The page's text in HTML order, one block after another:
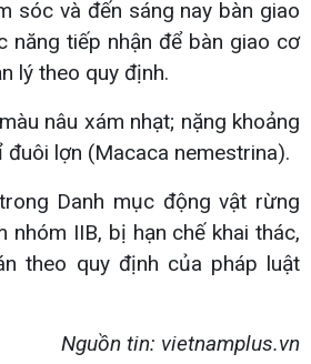
sóc và đến sáng nay bàn giao
năng tiếp nhận để bàn giao cơ
lý theo quy định.
nâu xám nhạt; nặng khoảng
đuôi lợn (Macaca nemestrina).
Danh mục động vật rừng
nhóm IIB, bị hạn chế khai thác,
theo quy định của pháp luật
Nguồn tin: vietnamplus.vn